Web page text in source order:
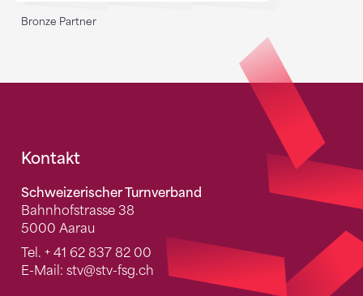
Bronze Partner
Fusszeile
Kontakt
Schweizerischer Turnverband
Bahnhofstrasse 38
5000 Aarau
Tel. + 41 62 837 82 00
E-Mail: stv@stv-fsg.ch